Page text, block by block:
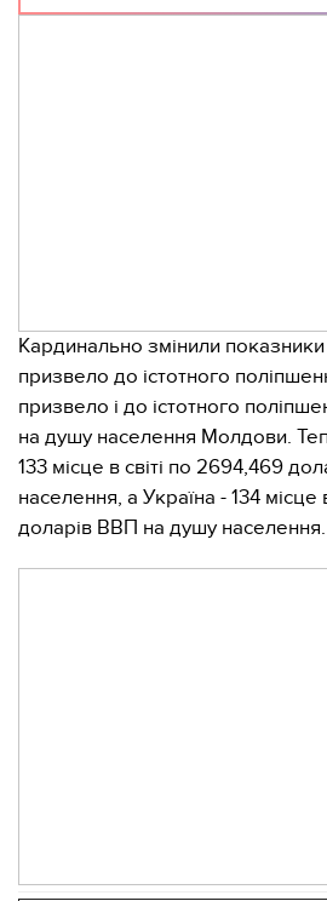
Кардинально змінили
призвело до істотного
призвело і до істотного
на душу населення Молдови.
133 місце в світі по 2694,469
населення, а Україна - 134 місце
доларів ВВП на душу населення.